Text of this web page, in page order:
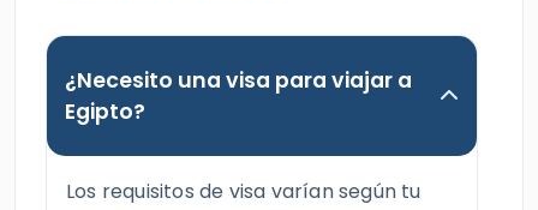
¿Necesito una visa para viajar a
Egipto?
Los requisitos de visa varían según tu